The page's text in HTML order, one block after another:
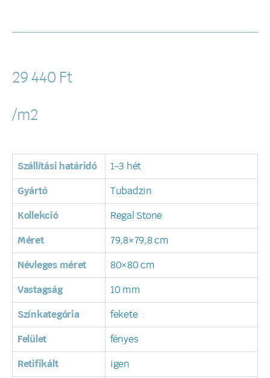
29 440 Ft
/m2
Szállítási határidó 1-3 hét
Gyártó Tubadzin
Kollekció Regal Stone
Méret 79,8×79,8 cm
Névleges méret 80×80 cm
Vastagság 10 mm
Színkategória fekete
Felület fényes
Retifikált igen